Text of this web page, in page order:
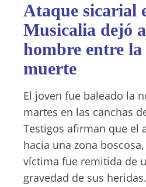
Ataque sicarial
Musicalia dejó
hombre entre
muerte
El joven fue baleado la
martes en las canchas
Testigos afirman que el
hacia una zona
víctima fue remitida de
gravedad de sus heridas.